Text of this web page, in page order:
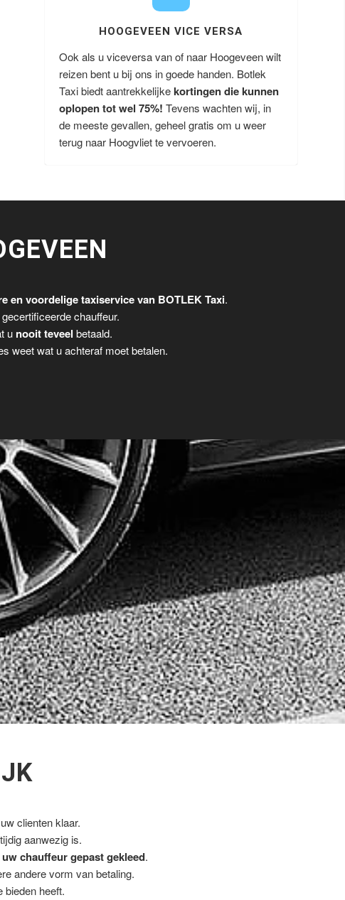
HOOGEVEEN VICE VERSA
Ook als u viceversa van of naar Hoogeveen wilt
reizen bent u bij ons in goede handen. Botlek
Taxi biedt aantrekkelijkekortingen die kunnen
oplopen tot wel 75%!Tevens wachten wij, in
de meeste gevallen, geheel gratis om u weer
terug naar Hoogvliet te vervoeren.
en voordelige taxiservice van BOTLEK Taxi.
chauffeur.
u nooit teveel betaald.
weet wat u achteraf moet betalen.
clienten klaar.
aanwezig is.
chauffeur gepast gekleed.
andere vorm van betaling.
bieden heeft.